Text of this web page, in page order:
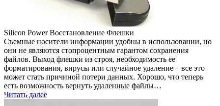
Silicon Power Восстановление Флешки
Съемные носители информации удобны в использовании, но
они не являются стопроцентным гарантом сохранения
файлов. Выход флешки из строя, необходимость ее
форматирования, вирусы или случайное удаление – все это
может стать причиной потери данных. Хорошо, что теперь
есть возможность вернуть удаленные файлы…
Читать далее